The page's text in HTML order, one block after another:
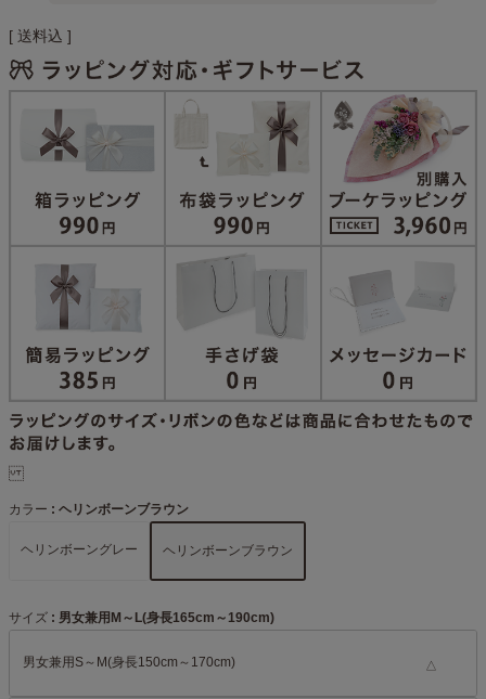
送料込
サイズ 男女兼用M～L(身長165cm～190cm)
男女兼用S～M(身長150cm～170cm) △
カラー ヘリンボーンブラウン
ヘリンボーングレー ヘリンボーンブラウン